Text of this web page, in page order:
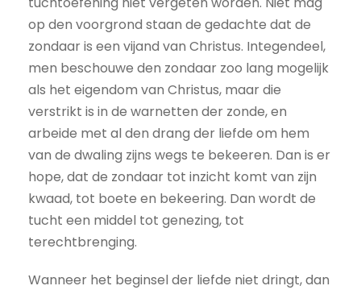
op den voorgrond staan de gedachte dat de
zondaar is een vijand van Christus. Integendeel,
men beschouwe den zondaar zoo lang mogelijk
als het eigendom van Christus, maar die
verstrikt is in de warnetten der zonde, en
arbeide met al den drang der liefde om hem
van de dwaling zijns wegs te bekeeren. Dan is er
hope, dat de zondaar tot inzicht komt van zijn
kwaad, tot boete en bekeering. Dan wordt de
tucht een middel tot genezing, tot
terechtbrenging.
Wanneer het beginsel der liefde niet dringt, dan